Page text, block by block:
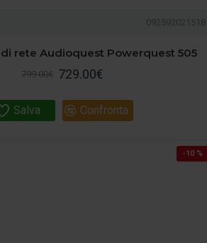
092592021518
rete Audioquest Powerquest 505
729.00€
799.00€
Salva Confronta
-10 %